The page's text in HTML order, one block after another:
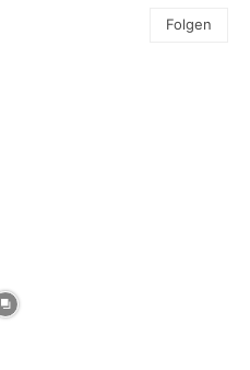
Folgen